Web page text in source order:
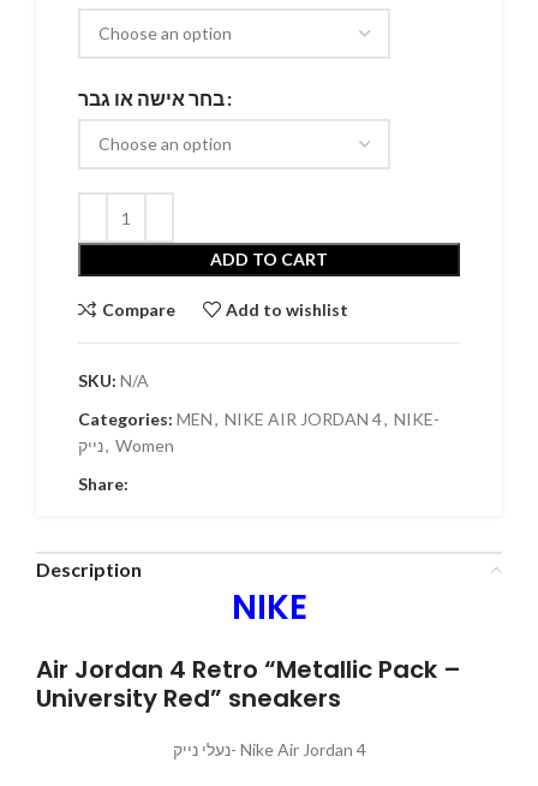
בחר אישה או גבר
ADD TO CART
Compare Add to wishlist
SKU: N/A
Categories: MEN, NIKE AIR JORDAN 4, NIKE-
נייק, Women
Share:
Description
NIKE
Air Jordan 4 Retro “Metallic Pack –
University Red” sneakers
נעלי נייק- Nike Air Jordan 4